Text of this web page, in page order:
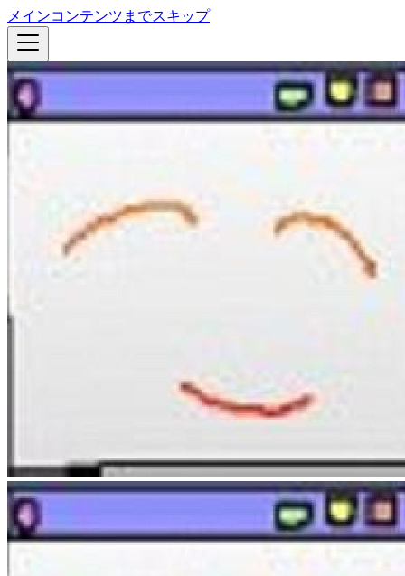
メインコンテンツまでスキップ